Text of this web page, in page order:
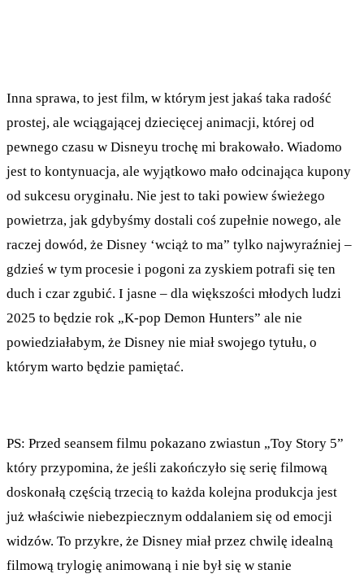
Inna sprawa, to jest film, w którym jest jakaś taka radość
prostej, ale wciągającej dziecięcej animacji, której od
pewnego czasu w Disneyu trochę mi brakowało. Wiadomo
jest to kontynuacja, ale wyjątkowo mało odcinająca kupony
od sukcesu oryginału. Nie jest to taki powiew świeżego
powietrza, jak gdybyśmy dostali coś zupełnie nowego, ale
raczej dowód, że Disney ‘wciąż to ma” tylko najwyraźniej –
gdzieś w tym procesie i pogoni za zyskiem potrafi się ten
duch i czar zgubić. I jasne – dla większości młodych ludzi
2025 to będzie rok „K-pop Demon Hunters” ale nie
powiedziałabym, że Disney nie miał swojego tytułu, o
którym warto będzie pamiętać.
PS: Przed seansem filmu pokazano zwiastun „Toy Story 5”
który przypomina, że jeśli zakończyło się serię filmową
doskonałą częścią trzecią to każda kolejna produkcja jest
już właściwie niebezpiecznym oddalaniem się od emocji
widzów. To przykre, że Disney miał przez chwilę idealną
filmową trylogię animowaną i nie był się w stanie